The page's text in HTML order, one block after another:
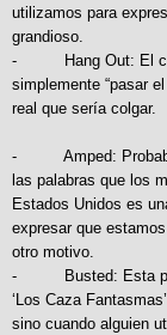
utilizamos para
grandioso.
- Hang Out: El
simplemente “pasar
real que sería colgar.
- Amped:
las palabras que los
Estados Unidos es
expresar que
otro motivo.
- Busted: Esta
‘Los Caza
sino cuando alguien